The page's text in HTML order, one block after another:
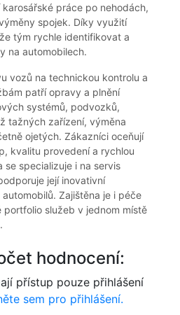
práce po nehodách,
spojek. Díky využití
tým rychle identifikovat a
na automobilech.
vozů na technickou kontrolu a
patří opravy a plnění
systémů, podvozků,
tažných zařízení, výměna
ojetých. Zákazníci oceňují
kvalitu provedení a rychlou
se specializuje i na servis
její inovativní
Zajištěna je i péče
portfolio služeb v jednom místě
hodnocení:
přístup pouze přihlášení
sem pro přihlášení.